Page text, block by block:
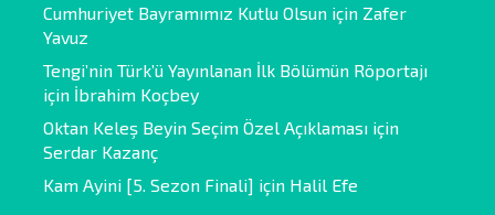
Cumhuriyet Bayramımız Kutlu Olsun için Zafer
Yavuz
Tengi’nin Türk’ü Yayınlanan İlk Bölümün Röportajı
için İbrahim Koçbey
Oktan Keleş Beyin Seçim Özel Açıklaması için
Serdar Kazanç
Kam Ayini [5. Sezon Finali] için Halil Efe